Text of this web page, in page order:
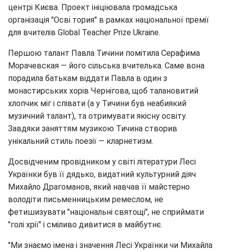
центрі Києва. Проект ініціювала громадська
організація "Осві тория" в рамках національної премії
для вчителів Global Teacher Prize Ukraine.
Першою талант Павла Тичини помітила Серафима
Морачевская — його сільська вчителька. Саме вона
порадила батькам віддати Павла в один з
монастирських хорів Чернігова, щоб талановитий
хлопчик міг і співати (а у Тичини був неабиякий
музичний талант), та отримувати якісну освіту.
Завдяки заняттям музикою Тичина створив
унікальний стиль поезії — кларнетизм.
Досвідченим провідником у світі літератури Лесі
Українки був її дядько, видатний культурний діяч
Михайло Драгоманов, який навчав її майстерно
володіти письменницьким ремеслом, не
фетишизувати "національні святощі", не сприймати
"голі хрії" і сміливо дивитися в майбутнє.
"Ми знаємо імена і значення Лесі Українки чи Михайла